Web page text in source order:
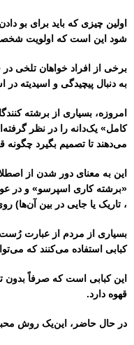
اولین چیزی که باید برای بو
شود این است که اولویت
برخی از افراد خواهان تلخی
به دنبال پیچیدگی و اسیدیته
امروزه، بسیاری از برشته
كامل» یک‌دانه را در نظر
می‌دهند تا تصمیم بگیرد چگونه
این به معنای دور شدن از
«برشته کاری اسپرسو» و
​​، تاریک یا جایی در بین آن‌ها)
کبابی استفاده می‌کنند که
این کبابی است که صرفاً بدون
قهوه دارد.
در حال حاضر، این‌یک روش